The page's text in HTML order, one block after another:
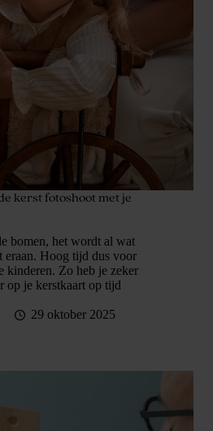
kerst fotoshoot met je
bomen, het wordt al wat
Hoog tijd dus voor
kinderen. Zo heb je zeker
op je kerstkaart op tijd
29 oktober 2025